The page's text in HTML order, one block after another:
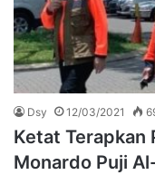
Dsy 12/03/2021
Ketat Terapkan
Monardo Puji